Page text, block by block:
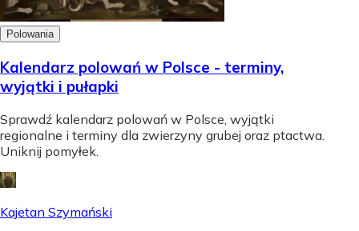
Polowania
Kalendarz polowań w Polsce - terminy,
wyjątki i pułapki
Sprawdź kalendarz polowań w Polsce, wyjątki
regionalne i terminy dla zwierzyny grubej oraz ptactwa.
Uniknij pomyłek.
Kajetan Szymański